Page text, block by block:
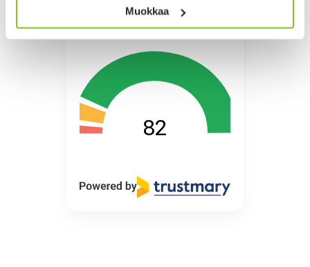
Muokkaa
Reaaliaikainen NPS-luku
82